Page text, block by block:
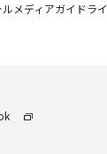
メディアガイドライ